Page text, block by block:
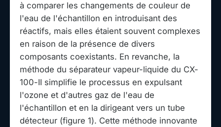
à comparer les changements de couleur de
l'eau de l'échantillon en introduisant des
réactifs, mais elles étaient souvent complexes
en raison de la présence de divers
composants coexistants. En revanche, la
méthode du séparateur vapeur-liquide du CX-
100-II simplifie le processus en expulsant
l'ozone et d'autres gaz de l'eau de
l'échantillon et en la dirigeant vers un tube
détecteur (figure 1). Cette méthode innovante